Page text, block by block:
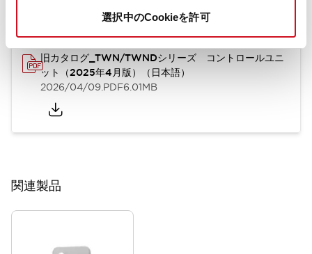
選択中のCookieを許可
旧カタログ_TWN/TWNDシリーズ コントロールユニ
ット（2025年4月版）（日本語）
2026/04/09.PDF6.01MB
関連製品